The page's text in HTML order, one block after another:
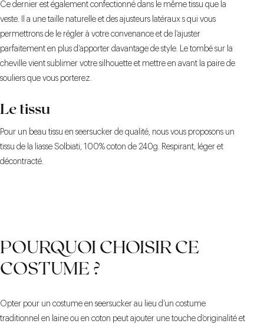
Ce dernier est également confectionné dans le même tissu que la
veste. Il a une taille naturelle et des ajusteurs latéraux s qui vous
permettrons de le régler à votre convenance et de l’ajuster
parfaitement en plus d’apporter davantage de style. Le tombé sur la
cheville vient sublimer votre silhouette et mettre en avant la paire de
souliers que vous porterez.
Le tissu
Pour un beau tissu en seersucker de qualité, nous vous proposons un
tissu de la liasse Solbiati, 100% coton de 240g. Respirant, léger et
décontracté.
POURQUOI CHOISIR CE
COSTUME ?
Opter pour un costume en seersucker au lieu d’un costume
traditionnel en laine ou en coton peut ajouter une touche d’originalité et